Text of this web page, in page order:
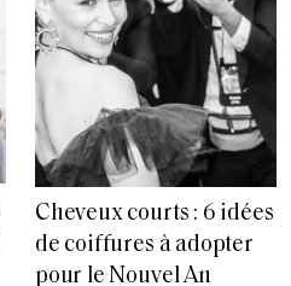
Cheveux courts : 6 idées
de coiffures à adopter
pour le Nouvel An